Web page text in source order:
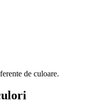
de culoare.